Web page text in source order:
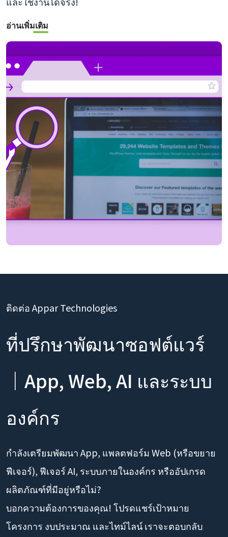
อ่านเพิ่มเติม
ติดต่อ Appar Technologies
ที่ปรึกษาพัฒนาซอฟต์แวร์
｜App, Web, AI และระบบ
องค์กร
กำลังเตรียมพัฒนา App, แพลตฟอร์ม Web (หรือขยาย
ฟีเจอร์), ฟีเจอร์ AI, ระบบภายในองค์กร หรืออัปเกรด
ผลิตภัณฑ์ที่มีอยู่หรือไม่?
บอกความต้องการของคุณ! โปรดแชร์เป้าหมาย
โครงการ งบประมาณ และไทม์ไลน์ เราจะตอบกลับ